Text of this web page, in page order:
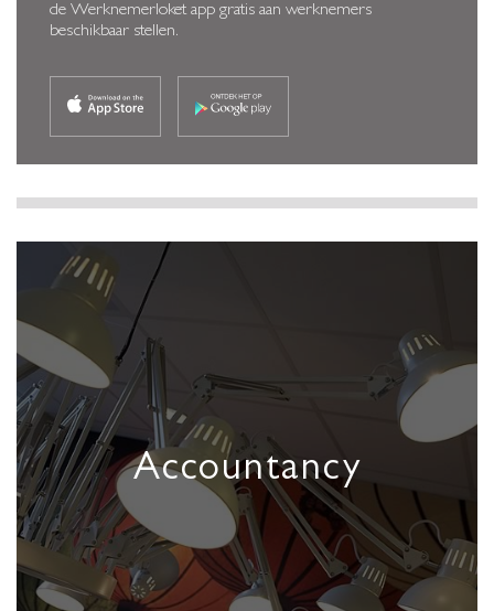
de Werknemerloket app gratis aan werknemers
beschikbaar stellen.
Accountancy